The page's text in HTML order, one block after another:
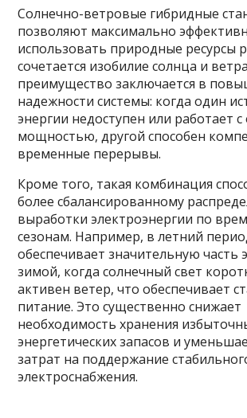
Солнечно-ветровые гибридные
позволяют максимально
использовать природные ресурсы
сочетается изобилие солнца и
преимущество заключается в
надежности системы: когда один
энергии недоступен или работает
мощностью, другой способен
временные перерывы.
Кроме того, такая комбинация
более сбалансированному
выработки электроэнергии по
сезонам. Например, в летний
обеспечивает значительную часть
зимой, когда солнечный свет
активен ветер, что обеспечивает
питание. Это существенно снижает
необходимость хранения
энергетических запасов и
затрат на поддержание
электроснабжения.